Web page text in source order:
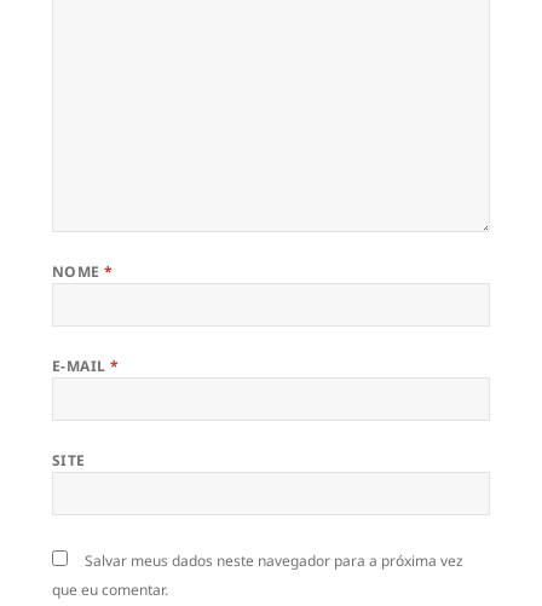
NOME*
E-MAIL*
SITE
Salvar meus dados neste navegador para a próxima vez
que eu comentar.